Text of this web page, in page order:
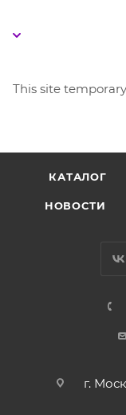
This site
КАТАЛОГ
НОВОСТИ
г.